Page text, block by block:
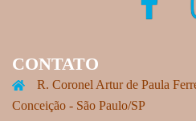
CONTATO
R. Coronel Artur de Paula
Conceição - São Paulo/SP